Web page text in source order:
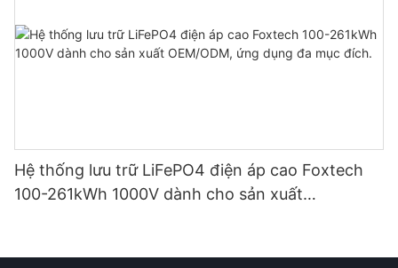
Hệ thống lưu trữ LiFePO4 điện áp cao Foxtech
100-261kWh 1000V dành cho sản xuất